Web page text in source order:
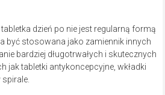
dzień po nie jest regularną formą
być stosowana jako zamiennik innych
bardziej długotrwałych i skutecznych
jak tabletki antykoncepcyjne, wkładki